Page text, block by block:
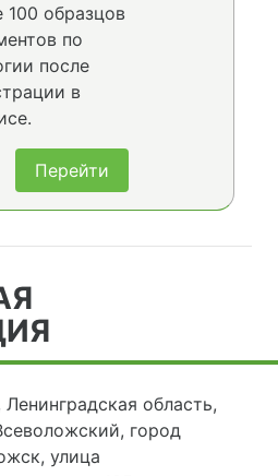
100 образцов
по
после
в
Перейти
Ленинградская область,
город
улица